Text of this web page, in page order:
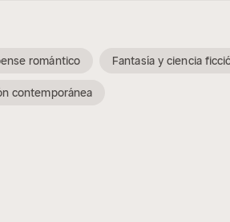
romántico Fantasía y ciencia
contemporánea